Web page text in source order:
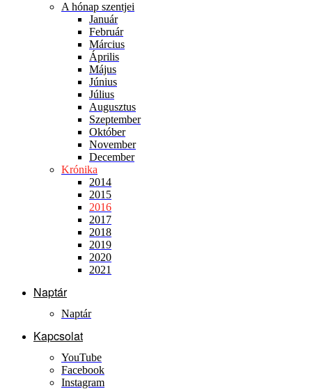
A hónap szentjei
Január
Február
Március
Április
Május
Június
Július
Augusztus
Szeptember
Október
November
December
Krónika
2014
2015
2016
2017
2018
2019
2020
2021
Naptár
Naptár
Kapcsolat
YouTube
Facebook
Instagram